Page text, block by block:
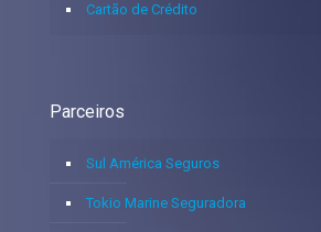
Cartão de Crédito
Parceiros
Sul América Seguros
Tokio Marine Seguradora